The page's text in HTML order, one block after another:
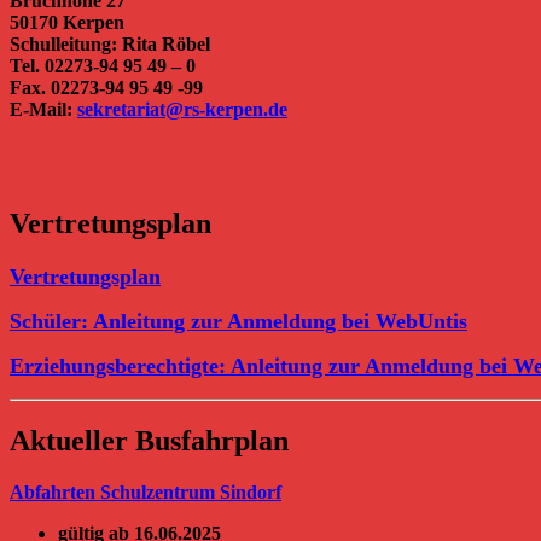
50170 Kerpen
Schulleitung: Rita Röbel
Tel. 02273-94 95 49 – 0
Fax. 02273-94 95 49 -99
E-Mail: sekretariat@rs-kerpen.de
Vertretungsplan
Vertretungsplan
Schüler: Anleitung zur Anmeldung bei WebUntis
Erziehungsberechtigte: Anleitung zur Anmeldung bei
Aktueller Busfahrplan
Abfahrten Schulzentrum Sindorf
gültig ab 16.06.2025